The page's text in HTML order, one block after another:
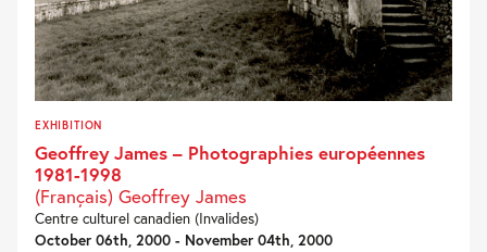
EXHIBITION
Geoffrey James – Photographies européennes
1981-1998
(Français) Geoffrey James
Centre culturel canadien (Invalides)
October 06th, 2000 - November 04th, 2000